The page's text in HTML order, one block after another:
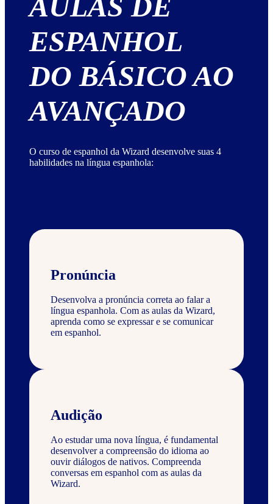
ESPANHOL
DO BÁSICO AO
AVANÇADO
O curso de espanhol da Wizard desenvolve suas 4
habilidades na língua espanhola:
Pronúncia
Desenvolva a pronúncia correta ao falar a
língua espanhola. Com as aulas da Wizard,
aprenda como se expressar e se comunicar
em espanhol.
Audição
Ao estudar uma nova língua, é fundamental
desenvolver a compreensão do idioma ao
ouvir diálogos de nativos. Compreenda
conversas em espanhol com as aulas da
Wizard.